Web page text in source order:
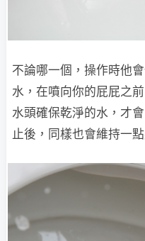
不論哪一個，操作時他
水，在噴向你的屁屁之
水頭確保乾淨的水，才
止後，同樣也會維持一